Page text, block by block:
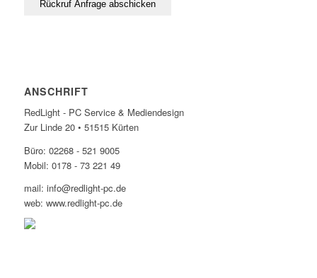
ANSCHRIFT
RedLight - PC Service & Mediendesign
Zur Linde 20 • 51515 Kürten
Büro: 02268 - 521 9005
Mobil: 0178 - 73 221 49
mail: info@redlight-pc.de
web: www.redlight-pc.de